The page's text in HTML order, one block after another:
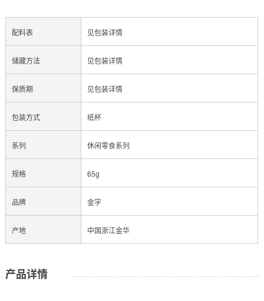
配料表 见包装详情
储藏方法 见包装详情
保质期 见包装详情
包装方式 纸杯
系列 休闲零食系列
规格 65g
品牌 金字
产地 中国浙江金华
产品详情